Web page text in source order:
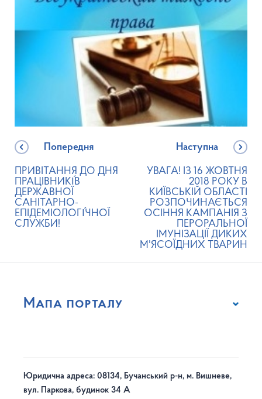
Попередня
ПРИВІТАННЯ ДО ДНЯ
ПРАЦІВНИКІ́В
ДЕРЖАВНОЇ
САНІТАРНО-
ЕПІДЕМІОЛОГІ́ЧНОЇ
СЛУЖБИ!
Наступна
УВАГА! ІЗ 16 ЖОВТНЯ
2018 РОКУ В
КИЇВСЬКІЙ ОБЛАСТІ
РОЗПОЧИНАЄТЬСЯ
ОСІННЯ КАМПАНІЯ З
ПЕРОРАЛЬНОЇ
ІМУНІЗАЦІЇ ДИКИХ
М'ЯСОЇДНИХ ТВАРИН
Мапа порталу
Юридична адреса: 08134, Бучанський р-н, м. Вишневе,
вул. Паркова, будинок 34 А